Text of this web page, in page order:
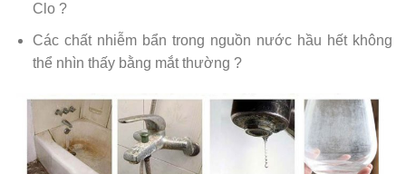
Clo ?
Các chất nhiễm bẩn trong nguồn nước hầu hết không
thể nhìn thấy bằng mắt thường ?